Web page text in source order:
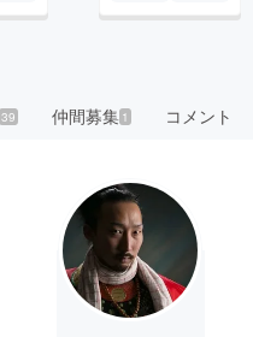
39 仲間募集 1 コメント